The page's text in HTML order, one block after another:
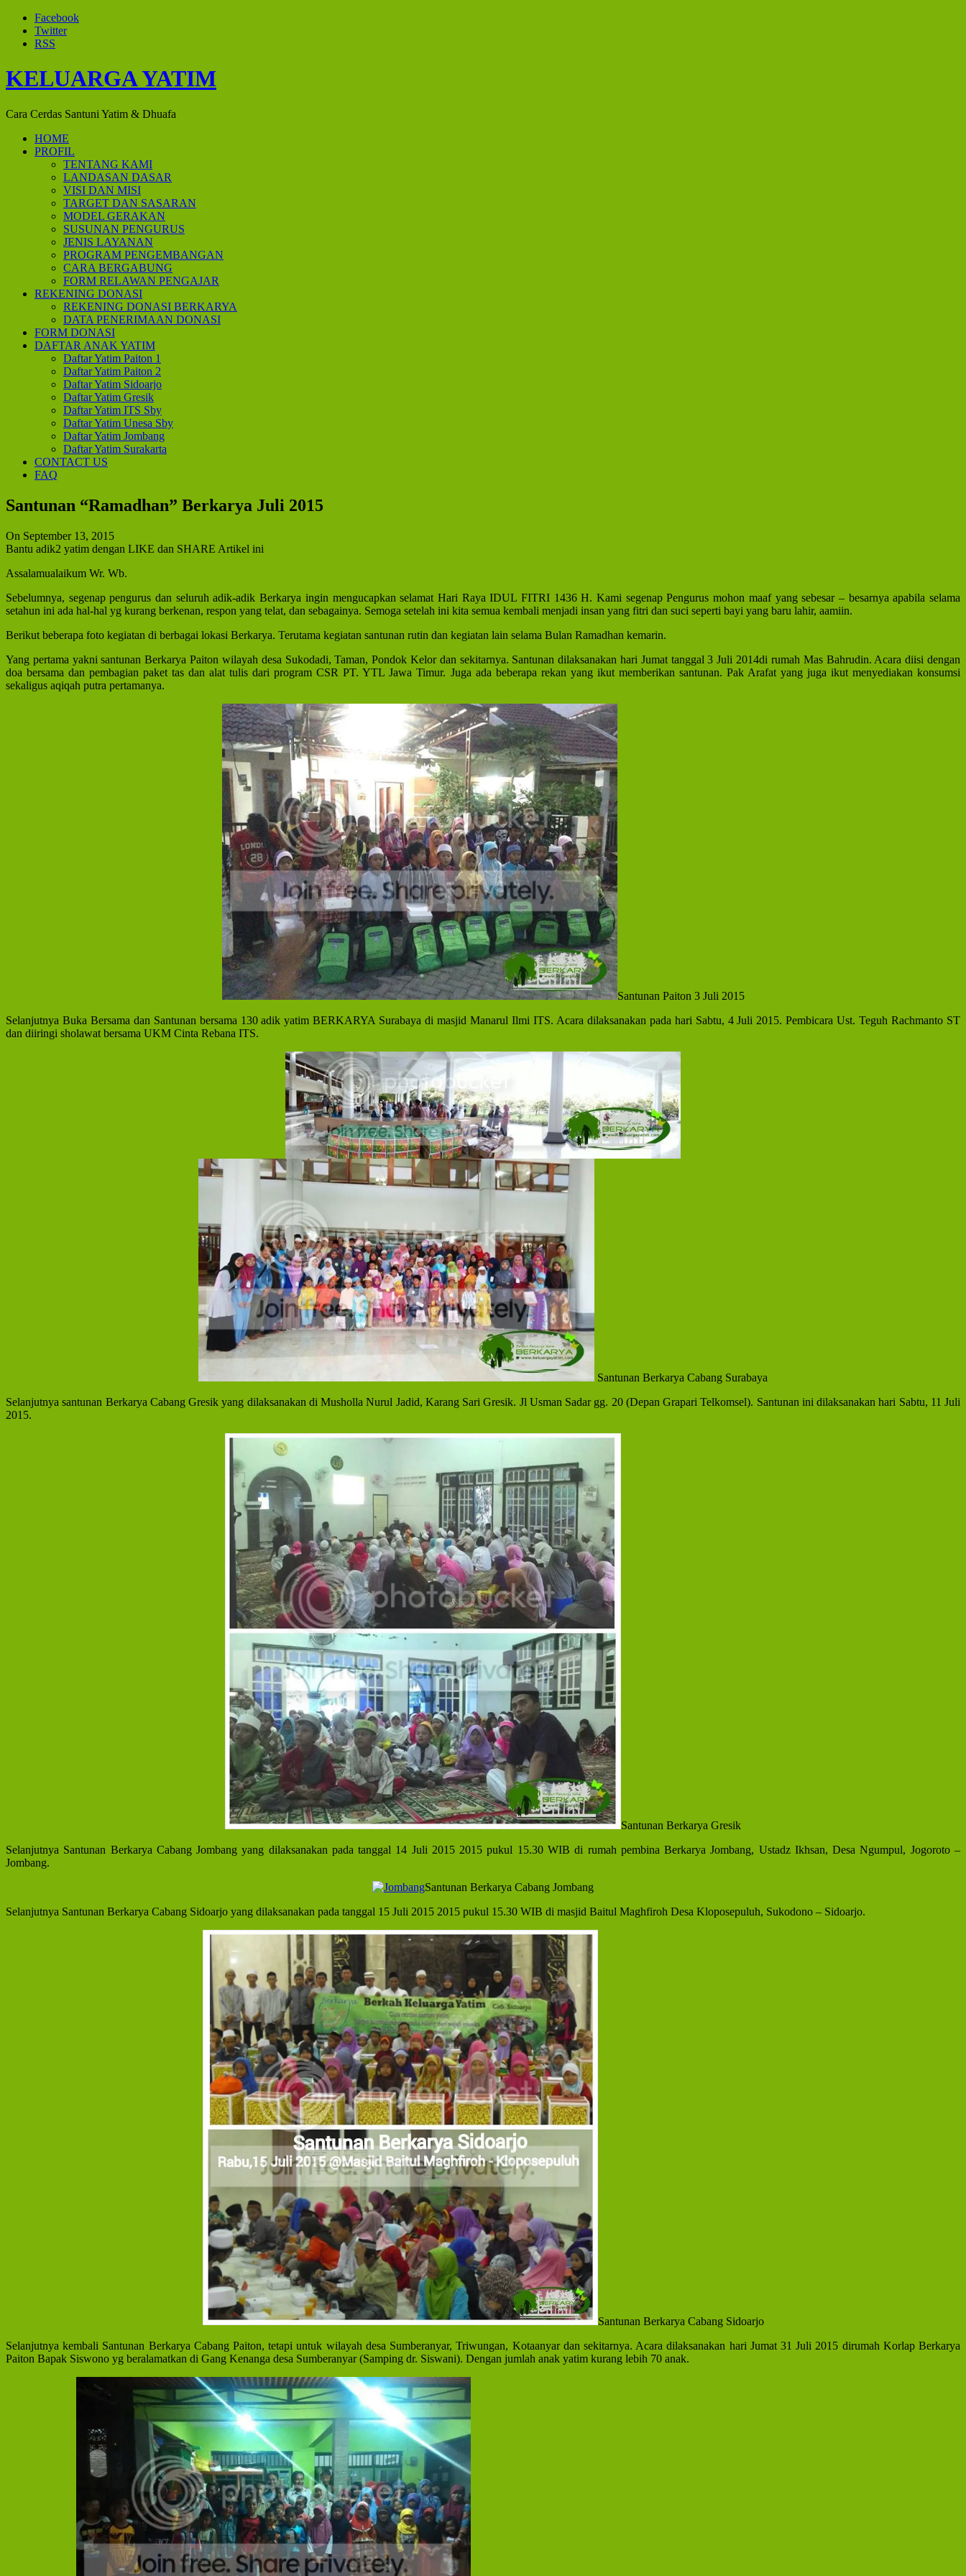
Facebook
Twitter
RSS
KELUARGA YATIM
Cara Cerdas Santuni Yatim & Dhuafa
HOME
PROFIL
TENTANG KAMI
LANDASAN DASAR
VISI DAN MISI
TARGET DAN SASARAN
MODEL GERAKAN
SUSUNAN PENGURUS
JENIS LAYANAN
PROGRAM PENGEMBANGAN
CARA BERGABUNG
FORM RELAWAN PENGAJAR
REKENING DONASI
REKENING DONASI BERKARYA
DATA PENERIMAAN DONASI
FORM DONASI
DAFTAR ANAK YATIM
Daftar Yatim Paiton 1
Daftar Yatim Paiton 2
Daftar Yatim Sidoarjo
Daftar Yatim Gresik
Daftar Yatim ITS Sby
Daftar Yatim Unesa Sby
Daftar Yatim Jombang
Daftar Yatim Surakarta
CONTACT US
FAQ
Santunan “Ramadhan” Berkarya Juli 2015
On September 13, 2015
Bantu adik2 yatim dengan LIKE dan SHARE Artikel ini
Assalamualaikum Wr. Wb.
Sebelumnya, segenap pengurus dan seluruh adik-adik Berkarya ingin mengucapkan selamat Hari Raya IDUL FITRI 1436 H. Kami segenap Pengurus mohon maaf yang sebesar – besarnya apabila selama
setahun ini ada hal-hal yg kurang berkenan, respon yang telat, dan sebagainya. Semoga setelah ini kita semua kembali menjadi insan yang fitri dan suci seperti bayi yang baru lahir, aamiin.
Berikut beberapa foto kegiatan di berbagai lokasi Berkarya. Terutama kegiatan santunan rutin dan kegiatan lain selama Bulan Ramadhan kemarin.
Yang pertama yakni santunan Berkarya Paiton wilayah desa Sukodadi, Taman, Pondok Kelor dan sekitarnya. Santunan dilaksanakan hari Jumat tanggal 3 Juli 2014di rumah Mas Bahrudin. Acara diisi dengan
doa bersama dan pembagian paket tas dan alat tulis dari program CSR PT. YTL Jawa Timur. Juga ada beberapa rekan yang ikut memberikan santunan. Pak Arafat yang juga ikut menyediakan konsumsi
sekaligus aqiqah putra pertamanya.
Santunan Paiton 3 Juli 2015
Selanjutnya Buka Bersama dan Santunan bersama 130 adik yatim BERKARYA Surabaya di masjid Manarul Ilmi ITS. Acara dilaksanakan pada hari Sabtu, 4 Juli 2015. Pembicara Ust. Teguh Rachmanto ST
dan diiringi sholawat bersama UKM Cinta Rebana ITS.
Santunan Berkarya Cabang Surabaya
Selanjutnya santunan Berkarya Cabang Gresik yang dilaksanakan di Musholla Nurul Jadid, Karang Sari Gresik. Jl Usman Sadar gg. 20 (Depan Grapari Telkomsel). Santunan ini dilaksanakan hari Sabtu, 11 Juli
2015.
Santunan Berkarya Gresik
Selanjutnya Santunan Berkarya Cabang Jombang yang dilaksanakan pada tanggal 14 Juli 2015 2015 pukul 15.30 WIB di rumah pembina Berkarya Jombang, Ustadz Ikhsan, Desa Ngumpul, Jogoroto –
Jombang.
Santunan Berkarya Cabang Jombang
Selanjutnya Santunan Berkarya Cabang Sidoarjo yang dilaksanakan pada tanggal 15 Juli 2015 2015 pukul 15.30 WIB di masjid Baitul Maghfiroh Desa Kloposepuluh, Sukodono – Sidoarjo.
Santunan Berkarya Cabang Sidoarjo
Selanjutnya kembali Santunan Berkarya Cabang Paiton, tetapi untuk wilayah desa Sumberanyar, Triwungan, Kotaanyar dan sekitarnya. Acara dilaksanakan hari Jumat 31 Juli 2015 dirumah Korlap Berkarya
Paiton Bapak Siswono yg beralamatkan di Gang Kenanga desa Sumberanyar (Samping dr. Siswani). Dengan jumlah anak yatim kurang lebih 70 anak.